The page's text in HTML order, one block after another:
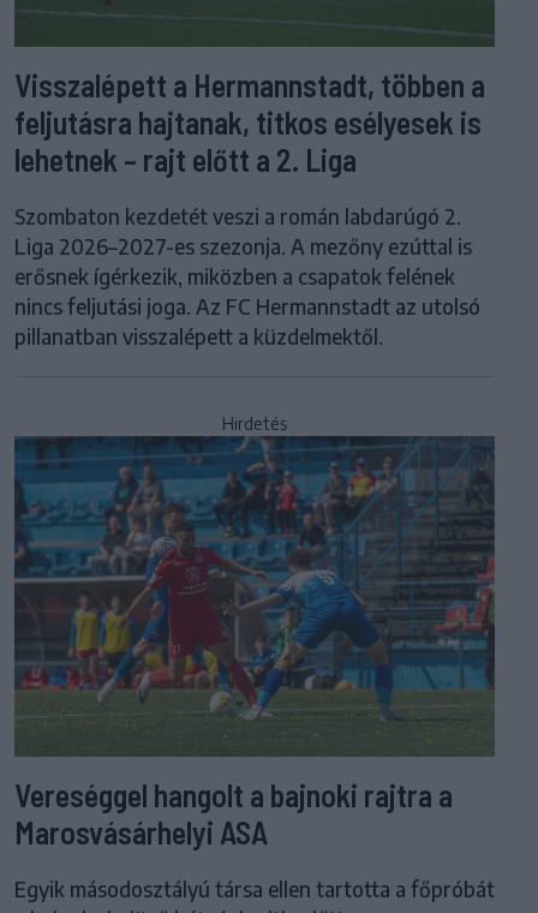
Visszalépett a Hermannstadt, többen a
feljutásra hajtanak, titkos esélyesek is
lehetnek – rajt előtt a 2. Liga
Szombaton kezdetét veszi a román labdarúgó 2.
Liga 2026–2027-es szezonja. A mezőny ezúttal is
erősnek ígérkezik, miközben a csapatok felének
nincs feljutási joga. Az FC Hermannstadt az utolsó
pillanatban visszalépett a küzdelmektől.
Hirdetés
Vereséggel hangolt a bajnoki rajtra a
Marosvásárhelyi ASA
Egyik másodosztályú társa ellen tartotta a főpróbát